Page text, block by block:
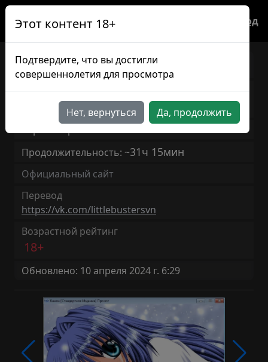
Вход
Этот контент 18+
Подтвердите, что вы достигли
совершеннолетия для просмотра
Нет, вернуться Да, продолжить
JP/RUКанон
Известна также, как
Kanon
Продолжительность: ~31ч 15мин
Официальный сайт
Перевод
https://vk.com/littlebustersvn
Возрастной рейтинг
18+
Обновлено: 10 апреля 2024 г. 6:29